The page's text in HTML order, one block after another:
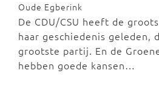
Oude Egberink
De CDU/CSU heeft de
haar geschiedenis geleden,
grootste partij. En de
hebben goede kansen…